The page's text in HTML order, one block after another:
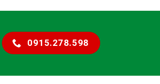
0915.278.598